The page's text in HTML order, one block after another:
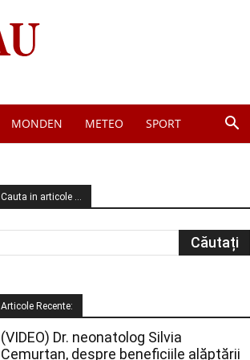
MONDEN METEO SPORT
Cauta in articole …
Articole Recente:
(VIDEO) Dr. neonatolog Silvia
Cemurtan, despre beneficiile alăptării